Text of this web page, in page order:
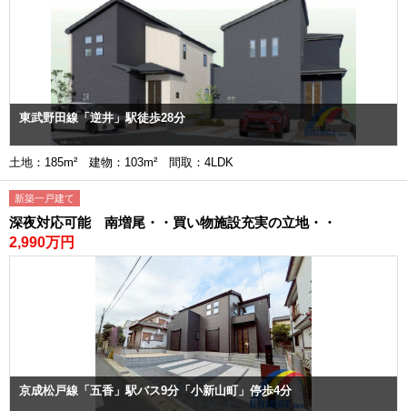
東武野田線「逆井」駅徒歩28分
土地：185m² 建物：103m² 間取：4LDK
新築一戸建て
深夜対応可能 南増尾・・買い物施設充実の立地・・
2,990万円
京成松戸線「五香」駅バス9分「小新山町」停歩4分